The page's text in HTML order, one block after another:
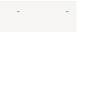
- -